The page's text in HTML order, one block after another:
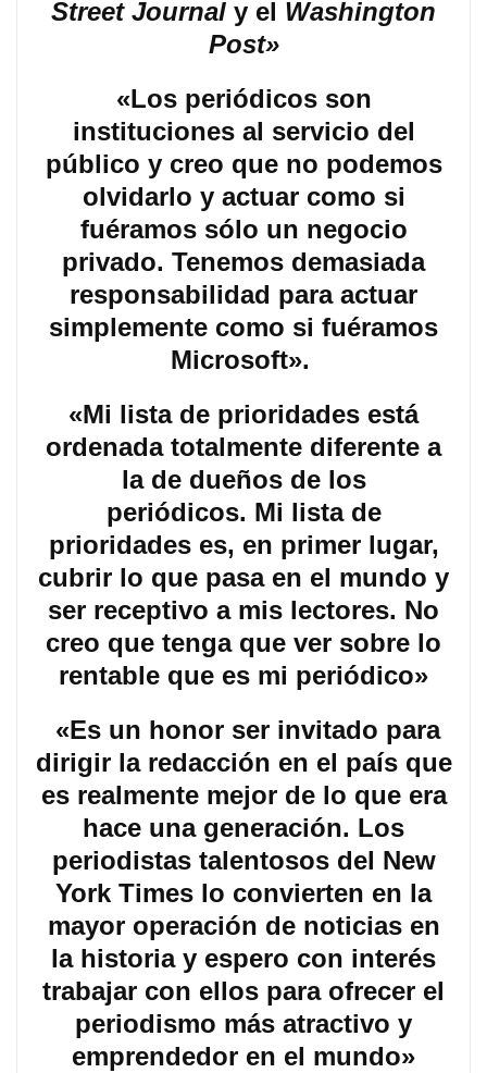
Street Journal y el Washington
Post»
«Los periódicos son
instituciones al servicio del
público y creo que no podemos
olvidarlo y actuar como si
fuéramos sólo un negocio
privado. Tenemos demasiada
responsabilidad para actuar
simplemente como si fuéramos
Microsoft».
«Mi lista de prioridades está
ordenada totalmente diferente a
la de dueños de los
periódicos. Mi lista de
prioridades es, en primer lugar,
cubrir lo que pasa en el mundo y
ser receptivo a mis lectores. No
creo que tenga que ver sobre lo
rentable que es mi periódico»
«Es un honor ser invitado para
dirigir la redacción en el país que
es realmente mejor de lo que era
hace una generación. Los
periodistas talentosos del New
York Times lo convierten en la
mayor operación de noticias en
la historia y espero con interés
trabajar con ellos para ofrecer el
periodismo más atractivo y
emprendedor en el mundo»